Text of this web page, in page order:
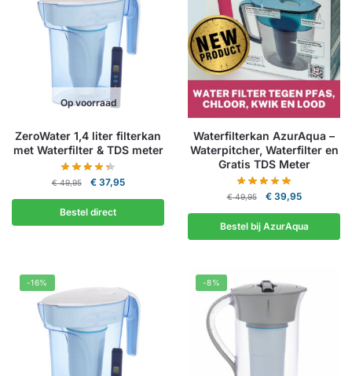
Op voorraad
ZeroWater 1,4 liter filterkan
met Waterfilter & TDS meter
€49,95
Oorspronkelijke
was:
€ 49,95.
€37,95Huidige
€ 37,95.
Bestel direct
Waterfilterkan AzurAqua –
Waterpitcher, Waterfilter en
Gratis TDS Meter
€49,95
Oorspronkelijke
was:
€ 49,95.
€39,95Huidige
is:
€ 39,95.
Bestel bij AzurAqua
-16% -8%